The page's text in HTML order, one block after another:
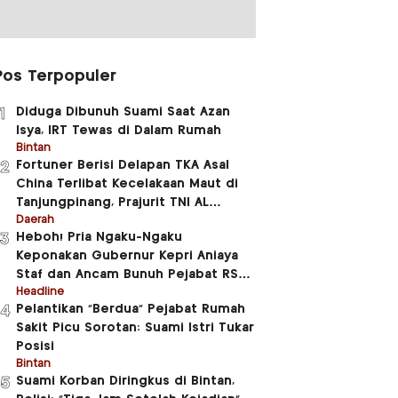
Terpopuler
Diduga Dibunuh Suami Saat Azan
Isya, IRT Tewas di Dalam Rumah
Bintan
Fortuner Berisi Delapan TKA Asal
China Terlibat Kecelakaan Maut di
Tanjungpinang, Prajurit TNI AL
Meninggal Dunia
Daerah
Heboh! Pria Ngaku-Ngaku
Keponakan Gubernur Kepri Aniaya
Staf dan Ancam Bunuh Pejabat RSUD
RAT
Headline
Pelantikan “Berdua” Pejabat Rumah
Sakit Picu Sorotan: Suami Istri Tukar
Posisi
Bintan
Suami Korban Diringkus di Bintan,